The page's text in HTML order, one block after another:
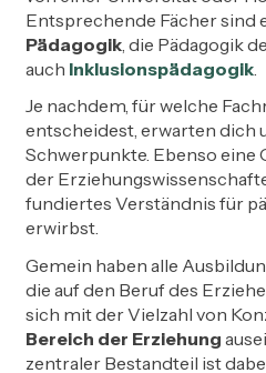
Entsprechende Fächer sind
Pädagogik, die Pädagogik
auch Inklusionspädagogik.
Je nachdem, für welche
entscheidest, erwarten dich
Schwerpunkte. Ebenso eine
der
fundiertes Verständnis für
erwirbst.
Gemein haben alle
die auf den Beruf des
sich mit der Vielzahl von
Bereich der Erziehung
zentraler Bestandteil ist